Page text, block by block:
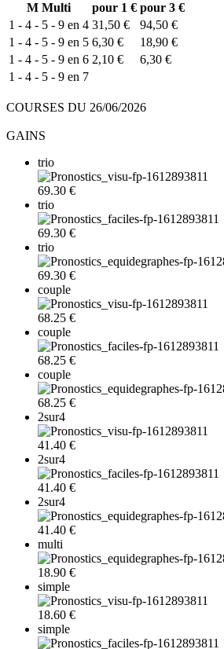
M Multi pour 1 € pour 3 €
1 - 4 - 5 - 9 en 4 31,50 €
94,50 €
1 - 4 - 5 - 9 en 5 6,30 €
18,90 €
1 - 4 - 5 - 9 en 6 2,10 €
6,30 €
1 - 4 - 5 - 9 en 7
COURSES DU 26/06/2026
GAINS
trio
69.30 €
trio
69.30 €
trio
69.30 €
couple
68.25 €
couple
68.25 €
couple
68.25 €
2sur4
41.40 €
2sur4
41.40 €
2sur4
41.40 €
multi
18.90 €
simple
18.60 €
simple